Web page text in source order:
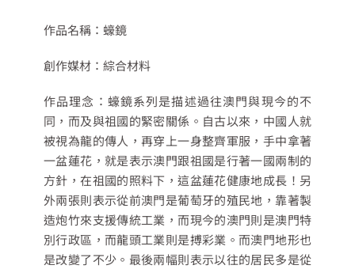
作品名稱：蠔鏡
創作媒材：綜合材料
作品理念：蠔鏡系列是描述過往澳門與現今的不
同，而及與祖國的緊密關係。自古以來，中國人就
被視為龍的傳人，再穿上一身整齊軍服，手中拿著
一盆蓮花，就是表示澳門跟祖國是行著一國兩制的
方針，在祖國的照料下，這盆蓮花健康地成長！另
外兩張則表示從前澳門是葡萄牙的殖民地，靠著製
造炮竹來支援傳統工業，而現今的澳門則是澳門特
別行政區，而龍頭工業則是搏彩業。而澳門地形也
是改變了不少。最後兩幅則表示以往的居民多是從